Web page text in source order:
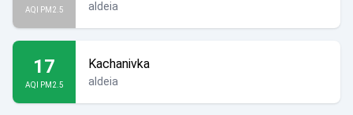
AQI PM2.5 aldeia
17
AQI PM2.5
Kachanivka
aldeia